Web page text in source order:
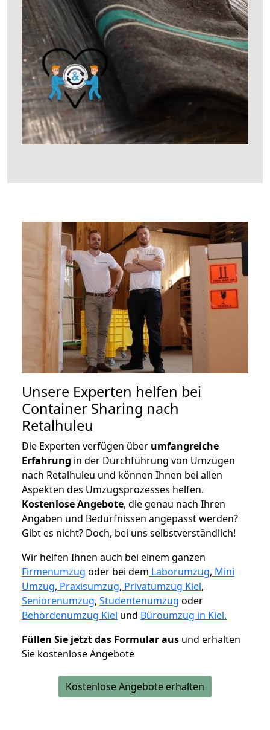
Unsere Experten helfen bei
Container Sharing nach
Retalhuleu
Die Experten verfügen über umfangreiche
Erfahrung in der Durchführung von Umzügen
nach Retalhuleu und können Ihnen bei allen
Aspekten des Umzugsprozesses helfen.
Kostenlose Angebote, die genau nach Ihren
Angaben und Bedürfnissen angepasst werden?
Gibt es nicht? Doch, bei uns selbstverständlich!
Wir helfen Ihnen auch bei einem ganzen
Firmenumzug oder bei dem Laborumzug, Mini
Umzug, Praxisumzug, Privatumzug Kiel,
Seniorenumzug, Studentenumzug oder
Behördenumzug Kiel und Büroumzug in Kiel.
Füllen Sie jetzt das Formular aus und erhalten
Sie kostenlose Angebote
Kostenlose Angebote erhalten